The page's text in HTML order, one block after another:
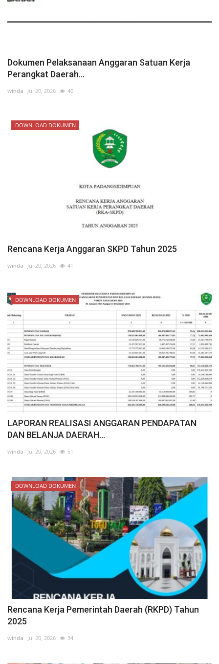
Dokumen Pelaksanaan Anggaran Satuan Kerja
Perangkat Daerah...
winda Jul 20, 2026 40
DOWNLOAD DOKUMEN
Rencana Kerja Anggaran SKPD Tahun 2025
winda Jul 20, 2026 41
DOWNLOAD DOKUMEN
LAPORAN REALISASI ANGGARAN PENDAPATAN
DAN BELANJA DAERAH...
winda Jul 20, 2026 51
DOWNLOAD DOKUMEN
Rencana Kerja Pemerintah Daerah (RKPD) Tahun
2025
winda Jul 20, 2026 34